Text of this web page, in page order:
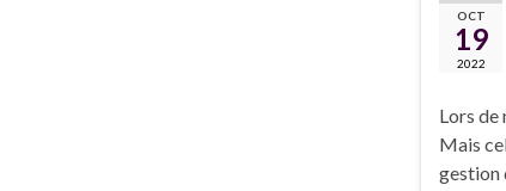
OCT
19
2022
Lors de
Mais
gestion